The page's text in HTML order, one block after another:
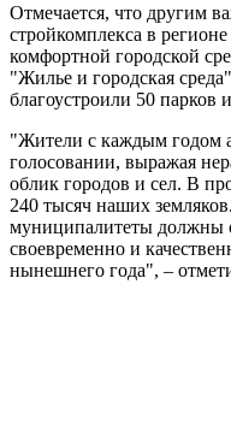
Отмечается, что другим
стройкомплекса в
комфортной городской
"Жилье и городская
благоустроили 50 парков
"Жители с каждым годом
голосовании, выражая
облик городов и сел. В
240 тысяч наших
муниципалитеты должны
своевременно и
нынешнего года", –